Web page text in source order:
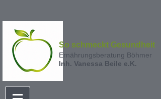
Ernährungsberatung Böhmer
Inh. Vanessa Beile e.K.
So schmeckt Gesundheit